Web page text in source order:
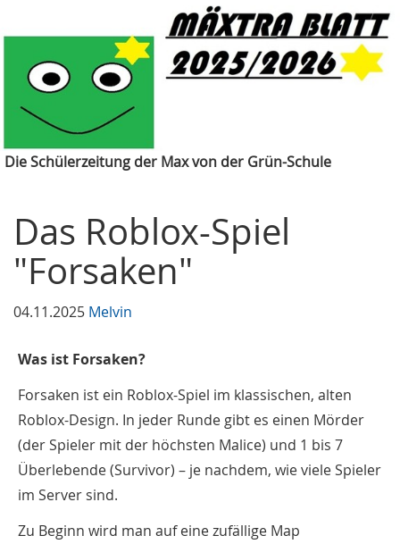
Die Schülerzeitung der Max von der Grün-Schule
Das Roblox-Spiel
"Forsaken"
04.11.2025 Melvin
Was ist Forsaken?
Forsaken ist ein Roblox-Spiel im klassischen, alten
Roblox-Design. In jeder Runde gibt es einen Mörder
(der Spieler mit der höchsten Malice) und 1 bis 7
Überlebende (Survivor) – je nachdem, wie viele Spieler
im Server sind.
Zu Beginn wird man auf eine zufällige Map